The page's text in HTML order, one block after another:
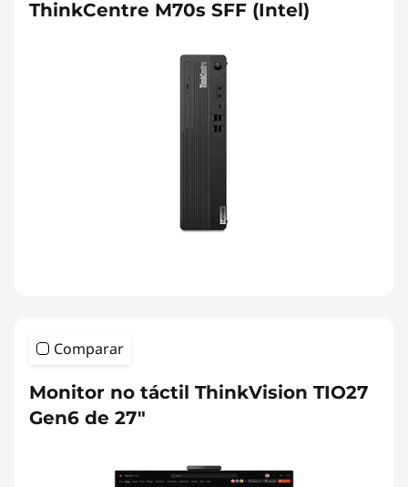
ThinkCentre M70s SFF (Intel)
Comparar
Monitor no táctil ThinkVision TIO27
Gen6 de 27"